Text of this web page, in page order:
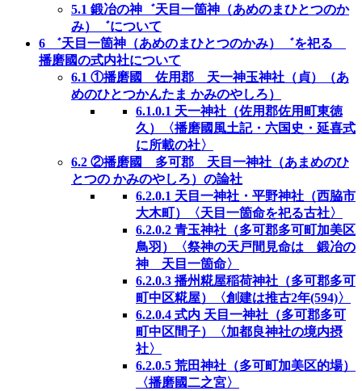
5.1 鍛冶の神゛天目一箇神（あめのまひとつのか
み）゛について
6 ゛天目一箇神（あめのまひとつのかみ）゛を祀る
播磨國の式内社について
6.1 ①播磨國 佐用郡 天一神玉神社（貞）（あ
めのひとつかんたま かみのやしろ）
6.1.0.1 天一神社（佐用郡佐用町東徳
久）〈播磨國風土記・六国史・延喜式
に所載の社〉
6.2 ②播磨國 多可郡 天目一神社（あまめのひ
とつの かみのやしろ）の論社
6.2.0.1 天目一神社・平野神社（西脇市
大木町）〈天目一箇命を祀る古社〉
6.2.0.2 青玉神社（多可郡多可町加美区
鳥羽）〈祭神の天戸間見命は 鍛冶の
神 天目一箇命〉
6.2.0.3 播州糀屋稲荷神社（多可郡多可
町中区糀屋）〈創建は推古2年(594)〉
6.2.0.4 式内 天目一神社（多可郡多可
町中区間子）〈加都良神社の境内摂
社〉
6.2.0.5 荒田神社（多可町加美区的場）
〈播磨國二之宮〉